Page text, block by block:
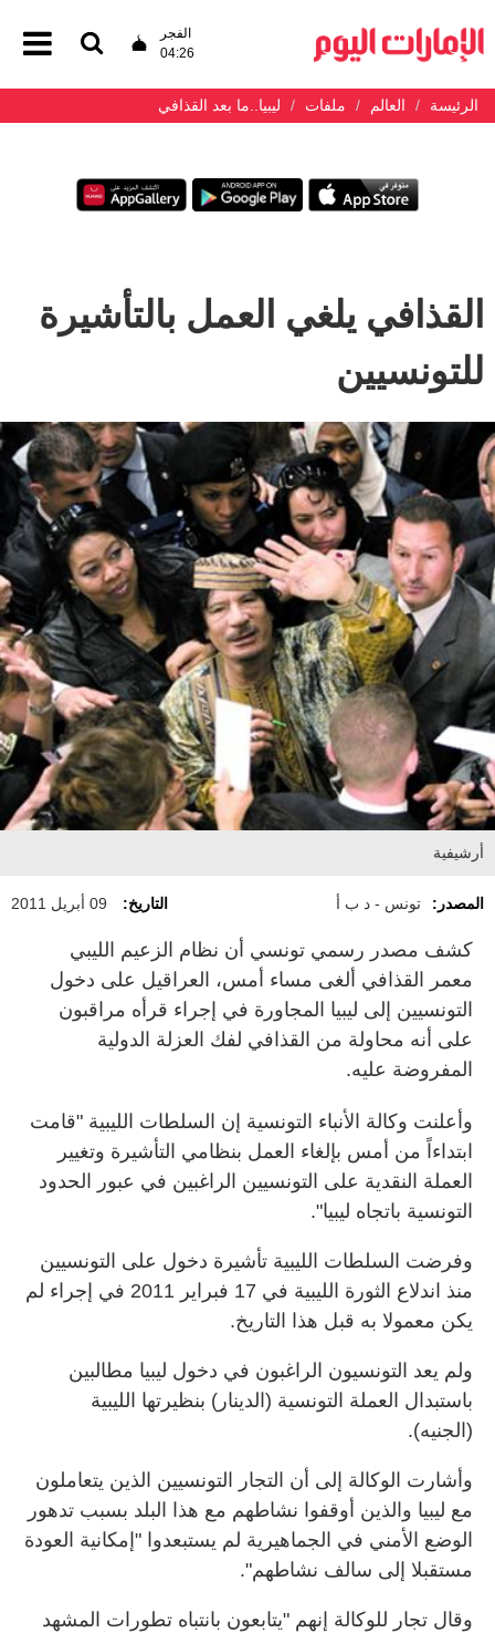
الفجر
04:26
الرئيسة العالم ملفات ليبيا..ما بعد القذافي
القذافي يلغي العمل بالتأشيرة
للتونسيين
أرشيفية
المصدر: تونس - د ب أ التاريخ: 09 أبريل 2011
كشف مصدر رسمي تونسي أن نظام الزعيم الليبي
معمر القذافي ألغى مساء أمس، العراقيل على دخول
التونسيين إلى ليبيا المجاورة في إجراء قرأه مراقبون
على أنه محاولة من القذافي لفك العزلة الدولية
المفروضة عليه.
وأعلنت وكالة الأنباء التونسية إن السلطات الليبية "قامت
ابتداءاً من أمس بإلغاء العمل بنظامي التأشيرة وتغيير
العملة النقدية على التونسيين الراغبين في عبور الحدود
التونسية باتجاه ليبيا".
وفرضت السلطات الليبية تأشيرة دخول على التونسيين
منذ اندلاع الثورة الليبية في 17 فبراير 2011 في إجراء لم
يكن معمولا به قبل هذا التاريخ.
ولم يعد التونسيون الراغبون في دخول ليبيا مطالبين
باستبدال العملة التونسية (الدينار) بنظيرتها الليبية
(الجنيه).
وأشارت الوكالة إلى أن التجار التونسيين الذين يتعاملون
مع ليبيا والذين أوقفوا نشاطهم مع هذا البلد بسبب تدهور
الوضع الأمني في الجماهيرية لم يستبعدوا "إمكانية العودة
مستقبلا إلى سالف نشاطهم".
وقال تجار للوكالة إنهم "يتابعون بانتباه تطورات المشهد